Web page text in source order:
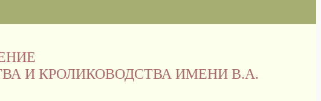
И КРОЛИКОВОДСТВА ИМЕНИ В.А.